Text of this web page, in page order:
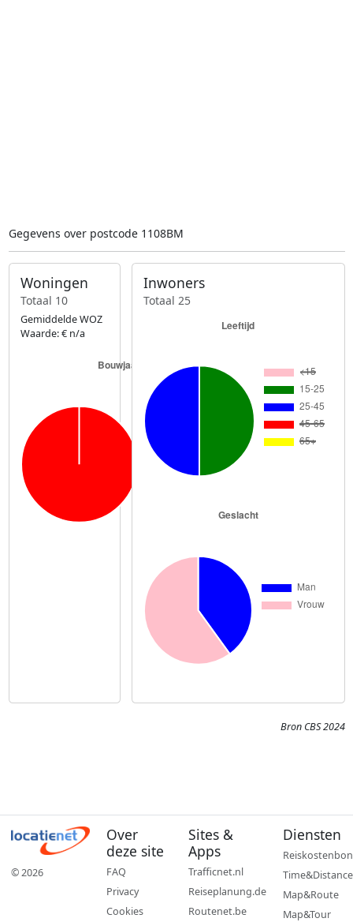
Gegevens over postcode 1108BM
Woningen
Totaal 10
Gemiddelde WOZ
Waarde: € n/a
Inwoners
Totaal 25
Bron CBS 2024
© 2026
Over
deze site
FAQ
Privacy
Cookies
Sites &
Apps
Trafficnet.nl
Reiseplanung.de
Routenet.be
Diensten
Reiskostenbon
Time&Distance
Map&Route
Map&Tour